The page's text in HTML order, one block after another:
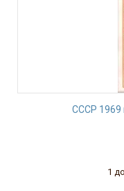
СССР 1969
1